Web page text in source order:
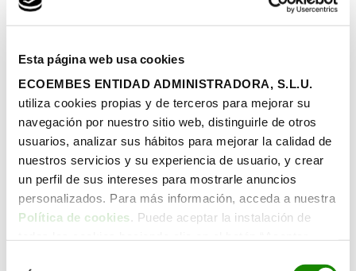
Esta página web usa cookies
ECOEMBES ENTIDAD ADMINISTRADORA, S.L.U.
utiliza cookies propias y de terceros para mejorar su
navegación por nuestro sitio web, distinguirle de otros
usuarios, analizar sus hábitos para mejorar la calidad de
nuestros servicios y su experiencia de usuario, y crear
un perfil de sus intereses para mostrarle anuncios
personalizados. Para más información, acceda a nuestra
Política de cookies. Puede aceptar la instalación de
Hay otra forma de ver la relación deESGy
convierte en un factor determinante para el
primero. Lo ha dicho Mark Carney, antiguo
gobernador del Banco de Inglaterra en el artículo
Unlocking the value of the circular economy
publicado por la Fundación Ellen MacArthur: “la
economía circular es una parte esencial de la
solución para cumplir con elcambio climático
ESG”.
Un buen enfoqueESGpuede transformar los